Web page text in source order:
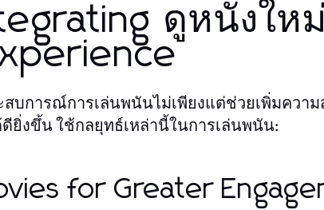
ดูหนังให
บการณ์การเล่นพนันไม่เพียงแต่ช่วยเพิ่มควา
ยิ่งขึ้น ใช้กลยุทธ์เหล่านี้ในการเล่นพนัน:
for Greater